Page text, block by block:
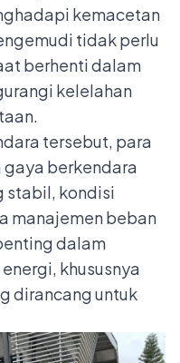
kemacetan
tidak perlu
berhenti dalam
kelelahan
tersebut, para
berkendara
stabil, kondisi
manajemen beban
dalam
khususnya
dirancang untuk